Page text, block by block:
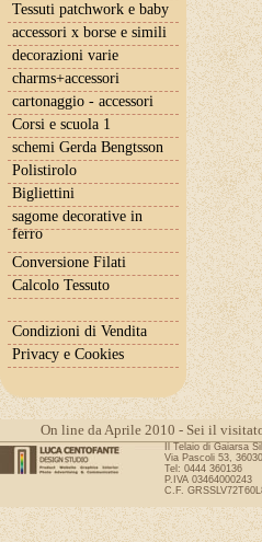
Tessuti patchwork e baby
accessori x borse e simili
decorazioni varie
charms+accessori
cartonaggio - accessori
Corsi e scuola 1
schemi Gerda Bengtsson
Polistirolo
Bigliettini
sagome decorative in
ferro
Conversione Filati
Calcolo Tessuto
Condizioni di Vendita
Privacy e Cookies
On line da Aprile 2010 - Sei il
Il Telaio di Gaiarsa
Via Pascoli 53,
Tel: 0444 360136
P.IVA 03464000243
C.F.